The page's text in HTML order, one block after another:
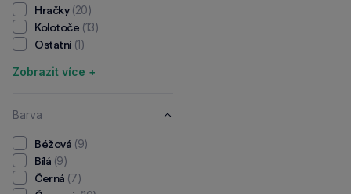
Vitakraft(35)
Zelená Země
Hračky (20)
Kolotoče (13)
Ostatní (1)
Zobrazit více +
Barva
Béžová (9)
Bílá (9)
Černá (7)